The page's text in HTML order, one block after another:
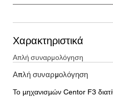
Χαρακτηριστικά
Απλή συναρμολόγηση
Απλή συναρμολόγηση
Το μηχανισμών Centor F3